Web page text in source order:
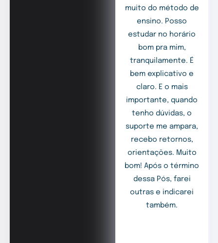
muito do método de
ensino. Posso
estudar no horário
bom pra mim,
tranquilamente. É
bem explicativo e
claro. E o mais
importante, quando
tenho dúvidas, o
suporte me ampara,
recebo retornos,
orientações. Muito
bom! Após o término
dessa Pós, farei
outras e indicarei
também.